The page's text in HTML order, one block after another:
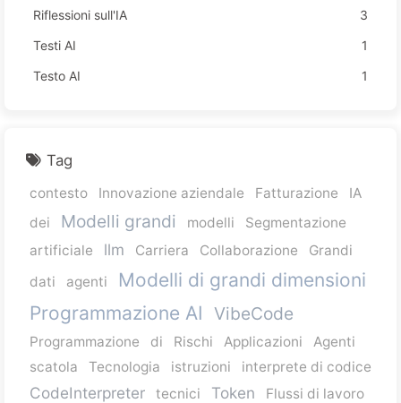
Riflessioni sull'IA
3
Testi AI
1
Testo AI
1
Tag
contesto Innovazione aziendale Fatturazione
IA
dei
Modelli grandi modelli
Segmentazione
artificiale
llm Carriera Collaborazione
Grandi
dati
agenti
Modelli di grandi dimensioni
Programmazione AI VibeCode
Programmazione di Rischi Applicazioni
Agenti
scatola
Tecnologia istruzioni interprete di codice
CodeInterpreter tecnici Token
Flussi di lavoro